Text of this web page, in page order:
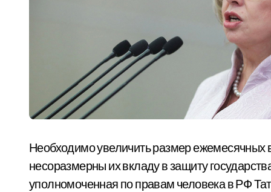
Необходимо увеличить размер ежемесячных
несоразмерны их вкладу в защиту
уполномоченная по правам человека в РФ